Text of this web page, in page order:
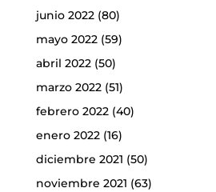
junio 2022(80)
mayo 2022(59)
abril 2022(50)
marzo 2022(51)
febrero 2022(40)
enero 2022(16)
diciembre 2021 (50)
noviembre 2021 (63)